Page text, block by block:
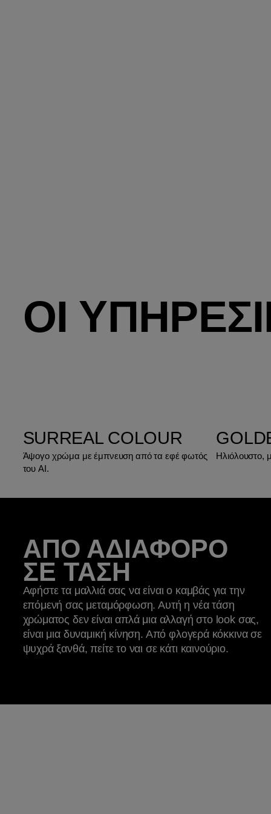
ΟΙ
SURREAL COLOUR
Άψογο χρώμα με έμπνευση από τα εφέ φωτός
του AI.
Ηλιόλουστο,
ΑΠΟ ΑΔΙΑΦΟΡΟ
ΣΕ ΤΑΣΗ
Αφήστε τα μαλλιά σας να είναι ο καμβάς για την
επόμενή σας μεταμόρφωση. Αυτή η νέα τάση
χρώματος δεν είναι απλά μια αλλαγή στο look σας,
είναι μια δυναμική κίνηση. Από φλογερά κόκκινα σε
ψυχρά ξανθά, πείτε το ναι σε κάτι καινούριο.